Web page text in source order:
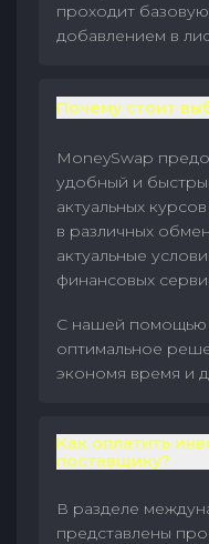
проходит
добавлением в
Почему стоит
MoneySwap
удобный и
актуальных
в различных
актуальные
финансовых
С нашей помощью
оптимальное
экономя время и
Как оплатить
поставщику?
В разделе
представлены